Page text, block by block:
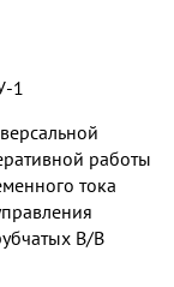
1
работы
тока
В/В